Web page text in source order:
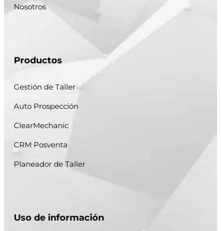
Nosotros
Productos
Gestión de Taller
Auto Prospección
ClearMechanic
CRM Posventa
Planeador de Taller
Uso de información